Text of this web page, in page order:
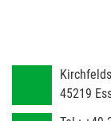
45219